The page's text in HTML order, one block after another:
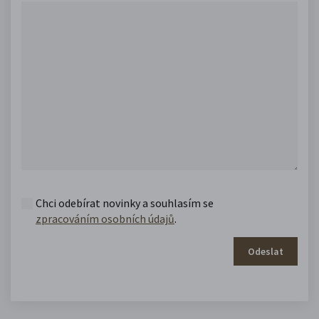
Chci odebírat novinky a souhlasím se
zpracováním osobních údajů.
Odeslat